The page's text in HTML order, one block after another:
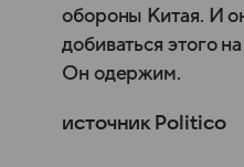
обороны Китая. И
добиваться этого
Он одержим.
источник Politico